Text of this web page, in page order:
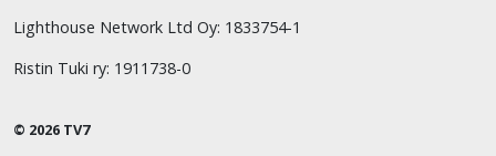
Lighthouse Network Ltd Oy: 1833754-1
Ristin Tuki ry: 1911738-0
© 2026 TV7